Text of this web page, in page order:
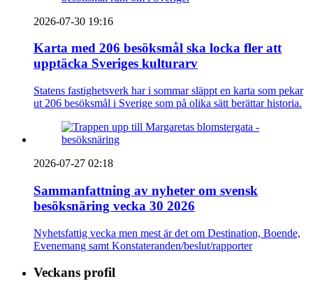
2026-07-30 19:16
Karta med 206 besöksmål ska locka fler att
upptäcka Sveriges kulturarv
Statens fastighetsverk har i sommar släppt en karta som pekar
ut 206 besöksmål i Sverige som på olika sätt berättar historia.
2026-07-27 02:18
Sammanfattning av nyheter om svensk
besöksnäring vecka 30 2026
Nyhetsfattig vecka men mest är det om Destination, Boende,
Evenemang samt Konstateranden/beslut/rapporter
Veckans profil